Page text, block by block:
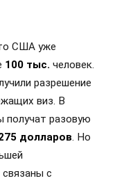
США уже
100 тыс. человек.
разрешение
виз. В
получат разовую
долларов. Но
с